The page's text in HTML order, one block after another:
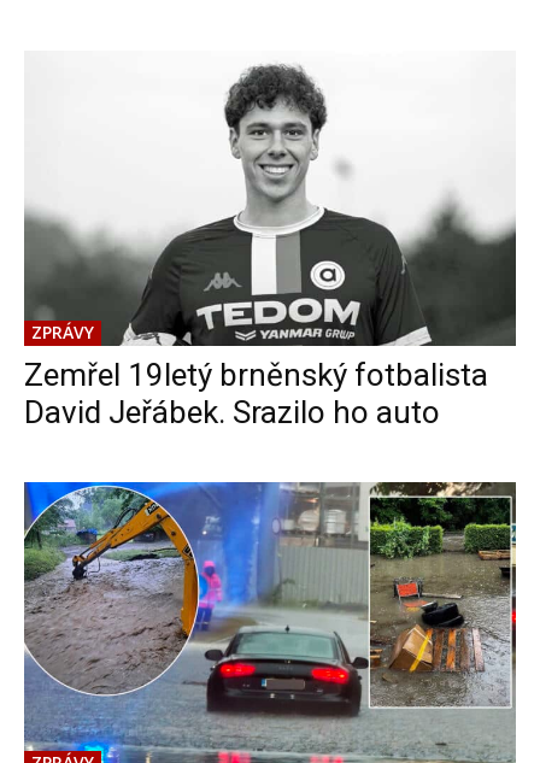
ZPRÁVY
Zemřel 19letý brněnský fotbalista
David Jeřábek. Srazilo ho auto